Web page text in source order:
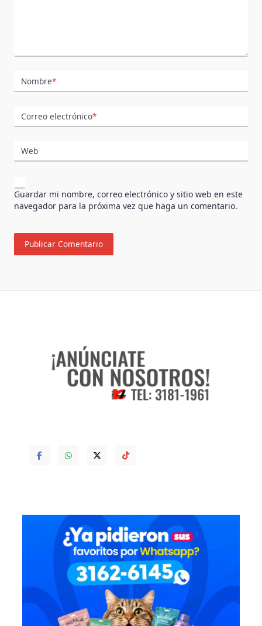
Nombre*
Correo electrónico*
Web
Guardar mi nombre, correo electrónico y sitio web en este
navegador para la próxima vez que haga un comentario.